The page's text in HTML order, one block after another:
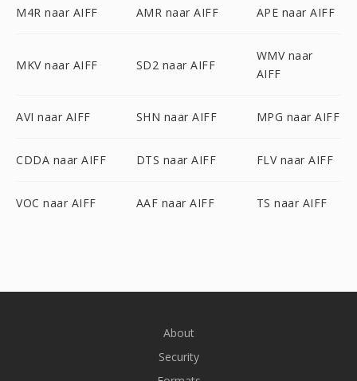
M4R naar AIFF AMR naar AIFF APE naar AIFF
MKV naar AIFF SD2 naar AIFF
WMV naar
AIFF
AVI naar AIFF SHN naar AIFF MPG naar AIFF
CDDA naar AIFF DTS naar AIFF FLV naar AIFF
VOC naar AIFF AAF naar AIFF TS naar AIFF
About
Security